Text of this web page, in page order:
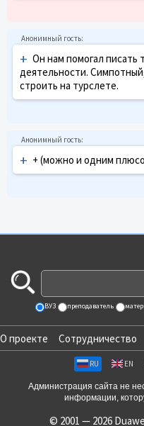
+ Он нам помогал писать
деятельности.
строить на турслете.
+ + (можно и одним
ВУЗ преподаватель
О проекте Сотрудничество
RU EN
Администрация сайта не
информации,
© 2001 — 2026